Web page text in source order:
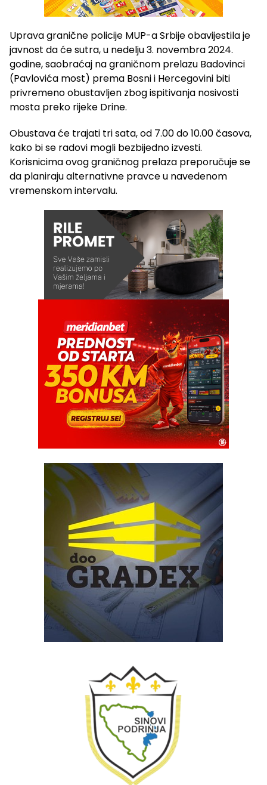
Uprava granične policije MUP-a Srbije obavijestila je
javnost da će sutra, u nedelju 3. novembra 2024.
godine, saobraćaj na graničnom prelazu Badovinci
(Pavlovića most) prema Bosni i Hercegovini biti
privremeno obustavljen zbog ispitivanja nosivosti
mosta preko rijeke Drine.
Obustava će trajati tri sata, od 7.00 do 10.00 časova,
kako bi se radovi mogli bezbijedno izvesti.
Korisnicima ovog graničnog prelaza preporučuje se
da planiraju alternativne pravce u navedenom
vremenskom intervalu.